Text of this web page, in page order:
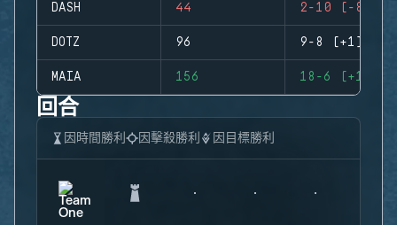
DASH 44 2-10 (-8)
DOTZ 96 9-8 (+1)
MAIA 156 18-6 (+12)
回合
因時間勝利 因擊殺勝利 因目標勝利